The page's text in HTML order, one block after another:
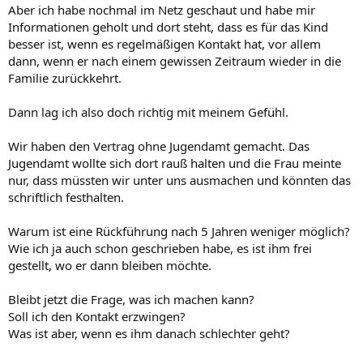
Aber ich habe nochmal im Netz geschaut und habe mir
Informationen geholt und dort steht, dass es für das Kind
besser ist, wenn es regelmäßigen Kontakt hat, vor allem
dann, wenn er nach einem gewissen Zeitraum wieder in die
Familie zurückkehrt.
Dann lag ich also doch richtig mit meinem Gefühl.
Wir haben den Vertrag ohne Jugendamt gemacht. Das
Jugendamt wollte sich dort rauß halten und die Frau meinte
nur, dass müssten wir unter uns ausmachen und könnten das
schriftlich festhalten.
Warum ist eine Rückführung nach 5 Jahren weniger möglich?
Wie ich ja auch schon geschrieben habe, es ist ihm frei
gestellt, wo er dann bleiben möchte.
Bleibt jetzt die Frage, was ich machen kann?
Soll ich den Kontakt erzwingen?
Was ist aber, wenn es ihm danach schlechter geht?